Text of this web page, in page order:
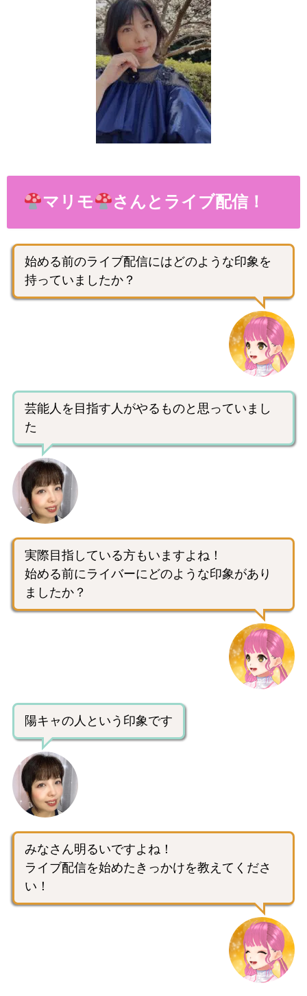
マリモ さんとライブ配信！
始める前のライブ配信にはどのような印象を
持っていましたか？
芸能人を目指す人がやるものと思っていまし
た
実際目指している方もいますよね！
始める前にライバーにどのような印象があり
ましたか？
陽キャの人という印象です
みなさん明るいですよね！
ライブ配信を始めたきっかけを教えてくださ
い！